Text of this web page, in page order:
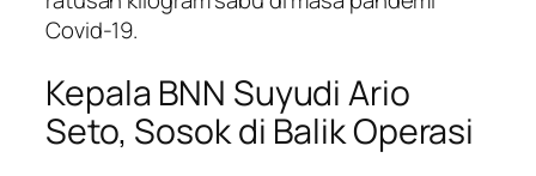
Covid-19.
Kepala BNN Suyudi Ario
Seto, Sosok di Balik Operasi